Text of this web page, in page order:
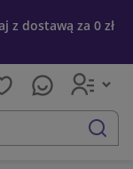
z dostawą za 0 zł
szukaj